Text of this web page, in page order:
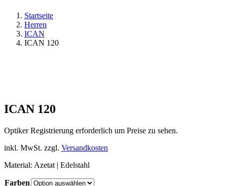
Startseite
Herren
ICAN
ICAN 120
ICAN 120
Optiker Registrierung erforderlich um Preise zu sehen.
inkl. MwSt. zzgl. Versandkosten
Material: Azetat | Edelstahl
Farben